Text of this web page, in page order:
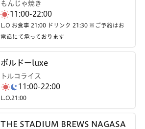
もんじゃ焼き
11:00-22:00
L.O お食事 21:00 ドリンク 21:30 ※ご予約はお
電話にて承っております
ボルドーluxe
トルコライス
11:00-22:00
L.O.21:00
THE STADIUM BREWS NAGASA